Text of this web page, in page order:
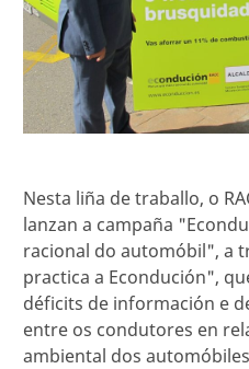
Nesta liña de traballo, o
lanzan a campaña
racional do automóbil", a
practica a Econdución",
déficits de información e
entre os condutores en
ambiental dos